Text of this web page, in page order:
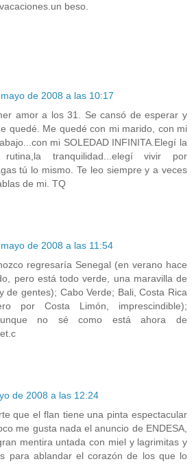
beso.
de 2008 a las 10:17
amor a los 31. Se cansó de esperar y
quedé. Me quedé con mi marido, con mi
mi SOLEDAD INFINITA.Elegí la
tranquilidad...elegí vivir por
tú lo mismo. Te leo siempre y a veces
de mi. TQ
de 2008 a las 11:54
regresaría Senegal (en verano hace
pero está todo verde, una maravilla de
de gentes); Cabo Verde; Bali, Costa Rica
por Costa Limón, imprescindible);
no sé como está ahora de
de 2008 a las 12:24
que el flan tiene una pinta espectacular
me gusta nada el anuncio de ENDESA,
mentira untada con miel y lagrimitas y
para ablandar el corazón de los que lo